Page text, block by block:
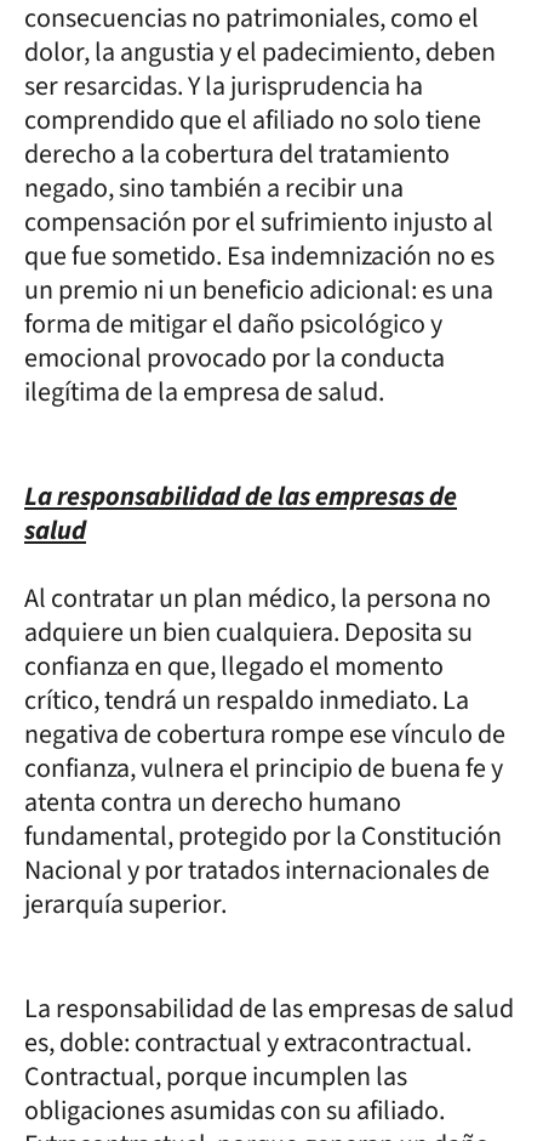
consecuencias no patrimoniales, como el
dolor, la angustia y el padecimiento, deben
ser resarcidas. Y la jurisprudencia ha
comprendido que el afiliado no solo tiene
derecho a la cobertura del tratamiento
negado, sino también a recibir una
compensación por el sufrimiento injusto al
que fue sometido. Esa indemnización no es
un premio ni un beneficio adicional: es una
forma de mitigar el daño psicológico y
emocional provocado por la conducta
ilegítima de la empresa de salud.
La responsabilidad de las empresas de
salud
Al contratar un plan médico, la persona no
adquiere un bien cualquiera. Deposita su
confianza en que, llegado el momento
crítico, tendrá un respaldo inmediato. La
negativa de cobertura rompe ese vínculo de
confianza, vulnera el principio de buena fe y
atenta contra un derecho humano
fundamental, protegido por la Constitución
Nacional y por tratados internacionales de
jerarquía superior.
La responsabilidad de las empresas de salud
es, doble: contractual y extracontractual.
Contractual, porque incumplen las
obligaciones asumidas con su afiliado.